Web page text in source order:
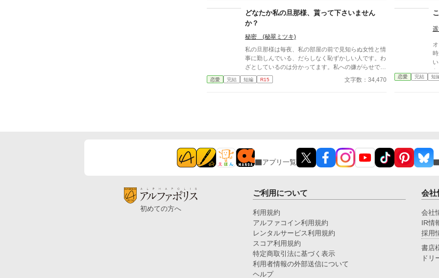
諭されて、クロエはそれを受け入れる。そして――
どなたか私の旦那様、貰って下さいません
か？
秘密 (秘翠ミツキ)
私の旦那様は毎夜、私の部屋の前で見知らぬ女性と情
事に勤しんでいる、だらしなく恥ずかしい人です。わ
ざとしているのは分かってます。私への嫌がらせで
す……。 ◆◆◆◆◆◆◆◆◆◆◆◆◆◆◆◆◆◆◆
◆◆◆◆ 政略結婚で、離縁出来ないけど離縁した
わらず……。 ロゼッタが夜会に出れば見知らぬ女か
ら「今直ぐフェルナンド様と別れて‼︎」とワインをか
けられ、ただ立っているだけなのに女性達からは終始
こんな旦那様、いりません！ 誰か、私の旦那様を貰
って下さい……。
恋愛 完結 短編 R15 文字数：34,470
時か
な
ア
恋愛 完結 短
アプリ一覧
初めての方へ
ご利用について
利用規約
アルファコイン利用規約
レンタルサービス利用規約
スコア利用規約
特定商取引法に基づく表示
利用者情報の外部送信について
ヘルプ
会社
会社
IR情
採用
書店
ドリ